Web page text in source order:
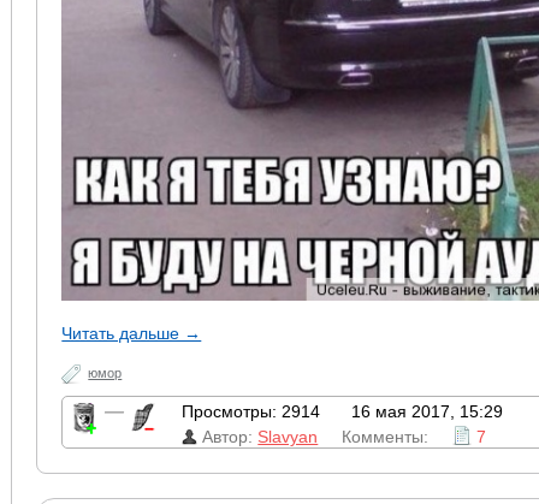
Читать дальше →
юмор
— Просмотры: 2914
16 мая 2017, 15:29
Автор: Slavyan Комменты: 7